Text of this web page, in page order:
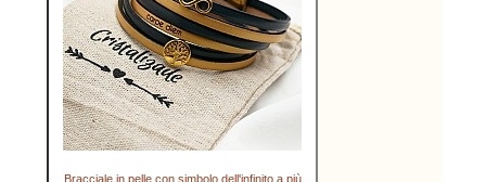
Bracciale in pelle con simbolo dell'infinito a più